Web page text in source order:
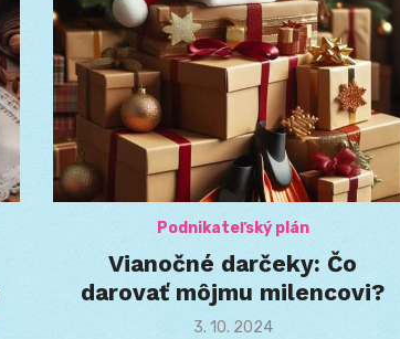
Podnikateľský plán
Vianočné darčeky: Čo
darovať môjmu milencovi?
Posted
3. 10. 2024